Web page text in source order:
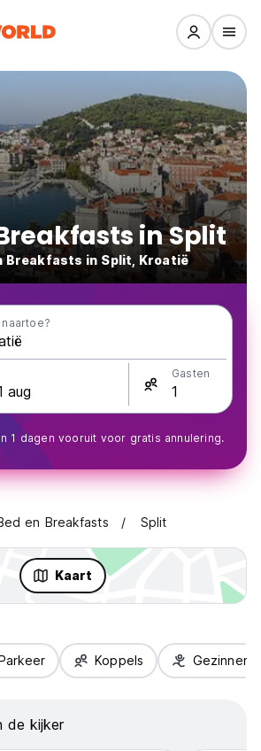
in Split
Breakfasts in Split, Kroatië
Gasten
1 dagen vooruit voor gratis annulering.
en Breakfasts Split
Kaart
Koppels Gezinnen
de kijker